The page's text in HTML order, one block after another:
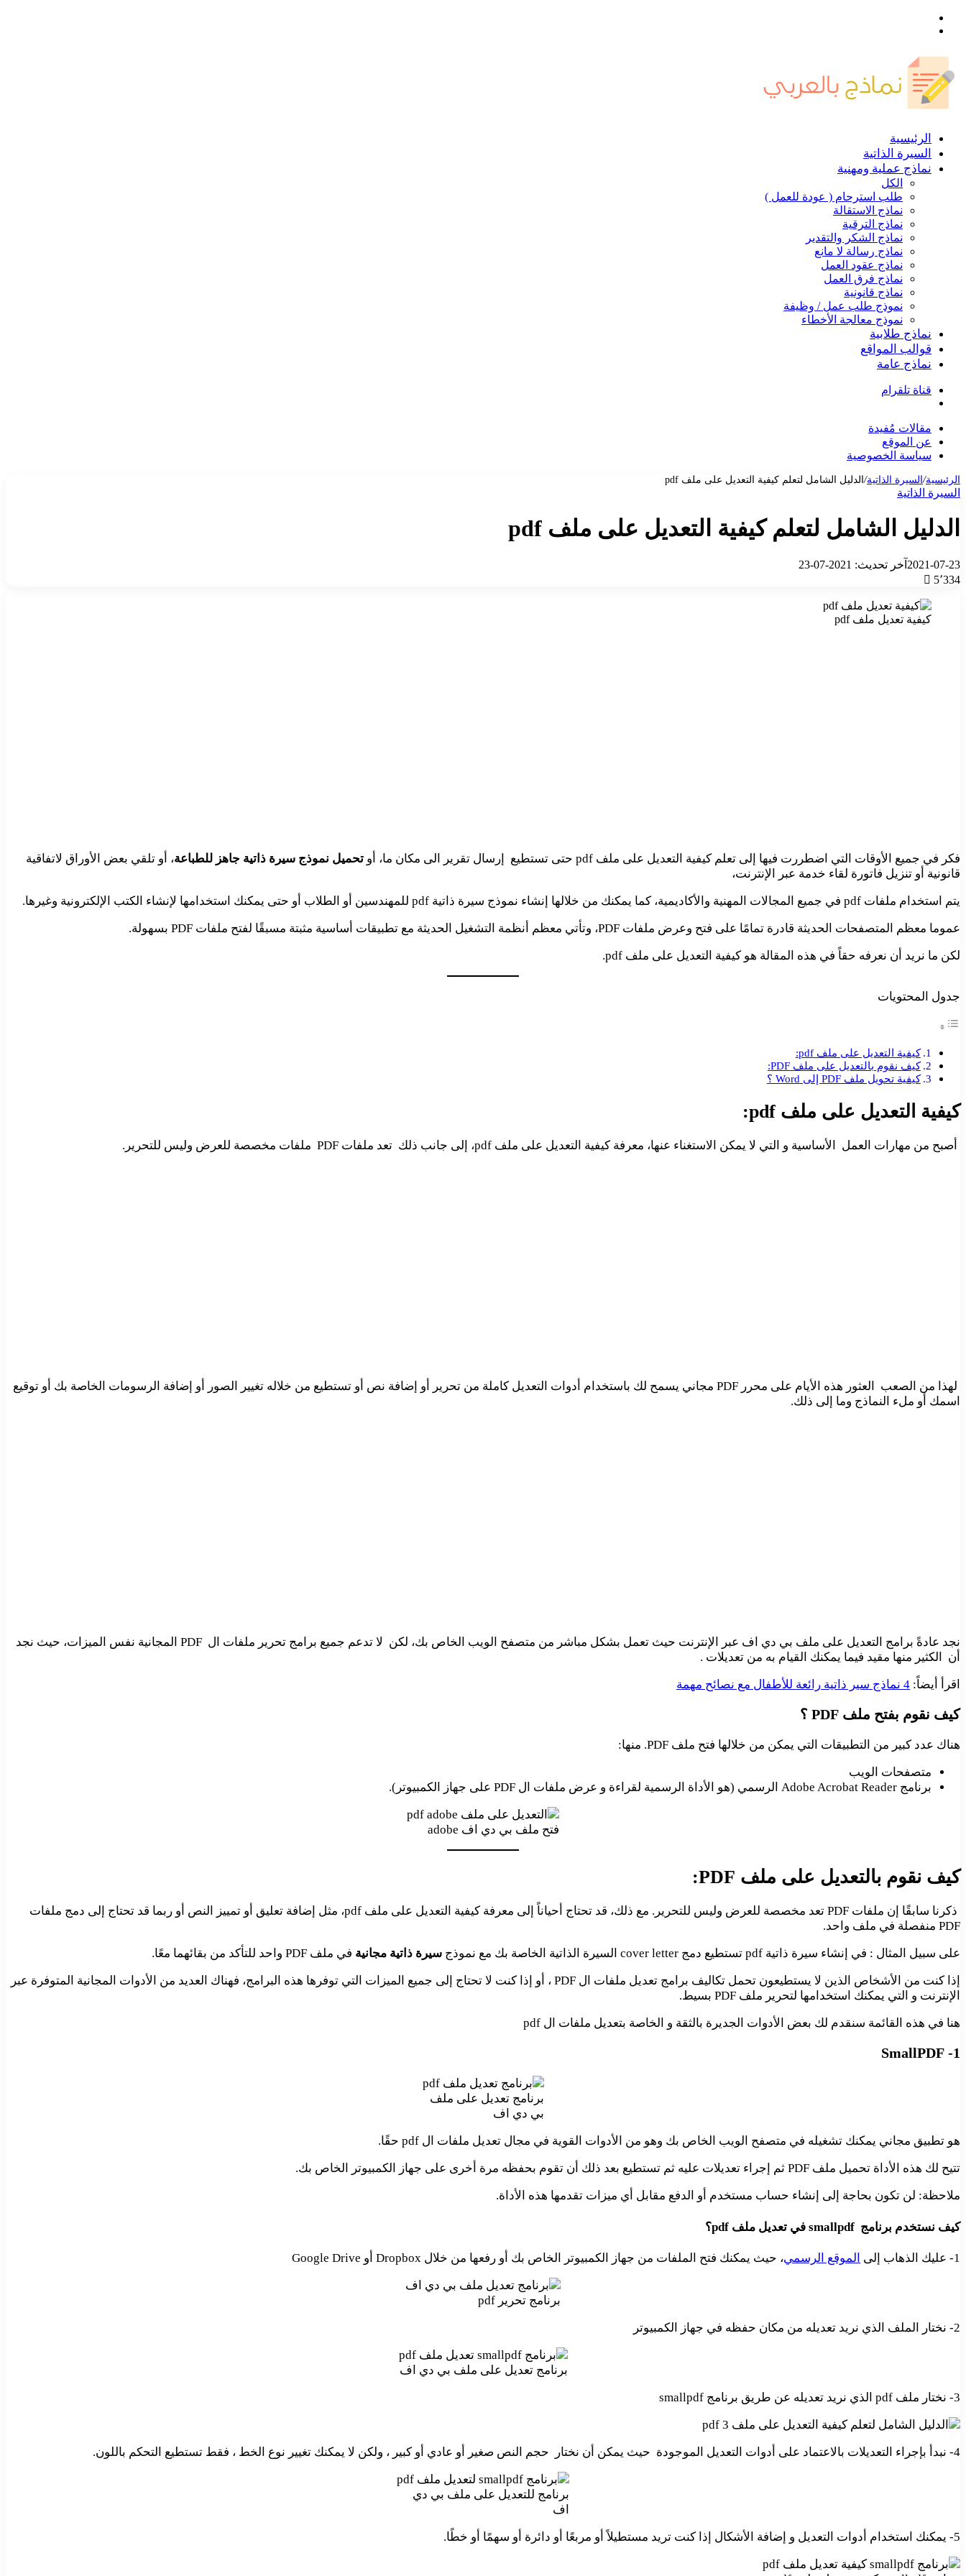
الرئيسية
السيرة الذاتية
نماذج عملية ومهنية
الكل
طلب استرحام ( عودة للعمل )
نماذج الاستقالة
نماذج الترقية
نماذج الشكر والتقدير
نماذج رسالة لا مانع
نماذج عقود العمل
نماذج فرق العمل
نماذج قانونية
نموذج طلب عمل / وظيفة
نموذج معالجة الأخطاء
نماذج طلابية
قوالب المواقع
نماذج عامة
قناة تلقرام
مقالات مُفيدة
عن الموقع
سياسة الخصوصية
الرئيسية/السيرة الذاتية/الدليل الشامل لتعلم كيفية التعديل على ملف pdf
السيرة الذاتية
الدليل الشامل لتعلم كيفية التعديل على ملف pdf
2021-07-23 آخر تحديث: 2021-07-23
5٬334
كيفية تعديل ملف pdf
فكر في جميع الأوقات التي اضطررت فيها إلى تعلم كيفية التعديل على ملف pdf حتى تستطيع إرسال تقرير الى مكان ما، أو تحميل نموذج سيرة ذاتية جاهز للطباعة، أو تلقي بعض الأوراق لاتفاقية
قانونية أو تنزيل فاتورة لقاء خدمة عبر الإنترنت،
يتم استخدام ملفات pdf في جميع المجالات المهنية والأكاديمية، كما يمكنك من خلالها إنشاء نموذج سيرة ذاتية pdf للمهندسين أو الطلاب أو حتى يمكنك استخدامها لإنشاء الكتب الإلكترونية وغيرها.
عموما معظم المتصفحات الحديثة قادرة تمامًا على فتح وعرض ملفات PDF، وتأتي معظم أنظمة التشغيل الحديثة مع تطبيقات أساسية مثبتة مسبقًا لفتح ملفات PDF بسهولة.
لكن ما نريد أن نعرفه حقاً في هذه المقالة هو كيفية التعديل على ملف pdf.
جدول المحتويات
كيفية التعديل على ملف pdf:
كيف نقوم بالتعديل على ملف PDF:
كيفية تحويل ملف PDF إلى Word ؟
كيفية التعديل على ملف pdf:
أصبح من مهارات العمل الأساسية و التي لا يمكن الاستغناء عنها، معرفة كيفية التعديل على ملف pdf، إلى جانب ذلك تعد ملفات PDF ملفات مخصصة للعرض وليس للتحرير.
لهذا من الصعب العثور هذه الأيام على محرر PDF مجاني يسمح لك باستخدام أدوات التعديل كاملة من تحرير أو إضافة نص أو تستطيع من خلاله تغيير الصور أو إضافة الرسومات الخاصة بك أو توقيع
اسمك أو ملء النماذج وما إلى ذلك.
نجد عادةً برامج التعديل على ملف بي دي اف عبر الإنترنت حيث تعمل بشكل مباشر من متصفح الويب الخاص بك، لكن لا تدعم جميع برامج تحرير ملفات ال PDF المجانية نفس الميزات، حيث نجد
أن الكثير منها مقيد فيما يمكنك القيام به من تعديلات .
اقرأ أيضاً: 4 نماذج سير ذاتية رائعة للأطفال مع نصائح مهمة
كيف نقوم بفتح ملف PDF ؟
هناك عدد كبير من التطبيقات التي يمكن من خلالها فتح ملف PDF. منها:
متصفحات الويب
برنامج Adobe Acrobat Reader الرسمي (هو الأداة الرسمية لقراءة و عرض ملفات ال PDF على جهاز الكمبيوتر).
فتح ملف بي دي اف adobe
كيف نقوم بالتعديل على ملف PDF:
ذكرنا سابقًا إن ملفات PDF تعد مخصصة للعرض وليس للتحرير. مع ذلك، قد تحتاج أحياناً إلى معرفة كيفية التعديل على ملف pdf، مثل إضافة تعليق أو تمييز النص أو ربما قد تحتاج إلى دمج ملفات
PDF منفصلة في ملف واحد.
على سبيل المثال : في إنشاء سيرة ذاتية pdf تستطيع دمج cover letter السيرة الذاتية الخاصة بك مع نموذج
سيرة ذاتية مجانية في ملف PDF واحد للتأكد من بقائهما معًا.
إذا كنت من الأشخاص الذين لا يستطيعون تحمل تكاليف برامج تعديل ملفات ال PDF ، أو إذا كنت لا تحتاج إلى جميع الميزات التي توفرها هذه البرامج، فهناك العديد من الأدوات المجانية المتوفرة عبر
الإنترنت و التي يمكنك استخدامها لتحرير ملف PDF بسيط.
هنا في هذه القائمة سنقدم لك بعض الأدوات الجديرة بالثقة و الخاصة بتعديل ملفات ال pdf
1-
SmallPDF
برنامج تعديل على ملف
بي دي اف
هو تطبيق مجاني يمكنك تشغيله في متصفح الويب الخاص بك وهو من الأدوات القوية في مجال تعديل ملفات ال pdf حقًا.
تتيح لك هذه الأداة تحميل ملف PDF ثم إجراء تعديلات عليه ثم تستطيع بعد ذلك أن تقوم بحفظه مرة أخرى على جهاز الكمبيوتر الخاص بك.
ملاحظة: لن تكون بحاجة إلى إنشاء حساب مستخدم أو الدفع مقابل أي ميزات تقدمها هذه الأداة.
كيف نستخدم برنامج smallpdf في تعديل ملف pdf؟
1- عليك الذهاب إلى الموقع الرسمي، حيث يمكنك فتح الملفات من جهاز الكمبيوتر الخاص بك أو رفعها من خلال Dropbox أو Google Drive
برنامج تحرير pdf
2- نختار الملف الذي نريد تعديله من مكان حفظه في جهاز الكمبيوتر
برنامج تعديل على ملف بي دي اف
3- نختار ملف pdf الذي نريد تعديله عن طريق برنامج smallpdf
4- نبدأ بإجراء التعديلات بالاعتماد على أدوات التعديل الموجودة حيث يمكن أن نختار حجم النص صغير أو عادي أو كبير ، ولكن لا يمكنك تغيير نوع الخط ، فقط تستطيع التحكم باللون.
برنامج للتعديل على ملف بي دي
اف
5- يمكنك استخدام أدوات التعديل و إضافة الأشكال إذا كنت تريد مستطيلاً أو مربعًا أو دائرة أو سهمًا أو خطًا.